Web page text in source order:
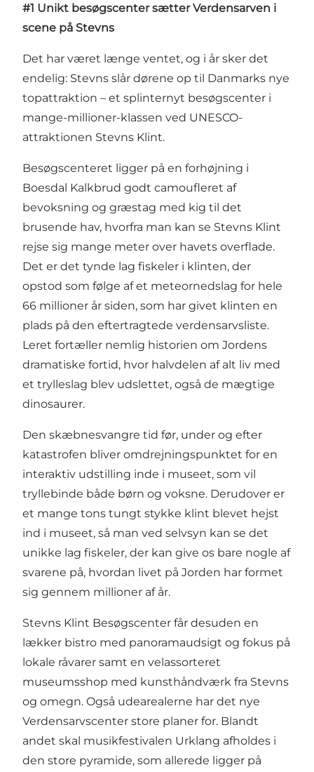
#1 Unikt besøgscenter sætter Verdensarven i
scene på Stevns
Det har været længe ventet, og i år sker det
endelig: Stevns slår dørene op til Danmarks nye
topattraktion – et splinternyt besøgscenter i
mange-millioner-klassen ved UNESCO-
attraktionen Stevns Klint.
Besøgscenteret ligger på en forhøjning i
Boesdal Kalkbrud godt camoufleret af
bevoksning og græstag med kig til det
brusende hav, hvorfra man kan se Stevns Klint
rejse sig mange meter over havets overflade.
Det er det tynde lag fiskeler i klinten, der
opstod som følge af et meteornedslag for hele
66 millioner år siden, som har givet klinten en
plads på den eftertragtede verdensarvsliste.
Leret fortæller nemlig historien om Jordens
dramatiske fortid, hvor halvdelen af alt liv med
et trylleslag blev udslettet, også de mægtige
dinosaurer.
Den skæbnesvangre tid før, under og efter
katastrofen bliver omdrejningspunktet for en
interaktiv udstilling inde i museet, som vil
tryllebinde både børn og voksne. Derudover er
et mange tons tungt stykke klint blevet hejst
ind i museet, så man ved selvsyn kan se det
unikke lag fiskeler, der kan give os bare nogle af
svarene på, hvordan livet på Jorden har formet
sig gennem millioner af år.
Stevns Klint Besøgscenter får desuden en
lækker bistro med panoramaudsigt og fokus på
lokale råvarer samt en velassorteret
museumsshop med kunsthåndværk fra Stevns
og omegn. Også udearealerne har det nye
Verdensarvscenter store planer for. Blandt
andet skal musikfestivalen Urklang afholdes i
den store pyramide, som allerede ligger på